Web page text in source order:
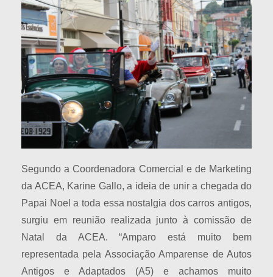
Segundo a Coordenadora Comercial e de Marketing
da ACEA, Karine Gallo, a ideia de unir a chegada do
Papai Noel a toda essa nostalgia dos carros antigos,
surgiu em reunião realizada junto à comissão de
Natal da ACEA. “Amparo está muito bem
representada pela Associação Amparense de Autos
Antigos e Adaptados (A5) e achamos muito